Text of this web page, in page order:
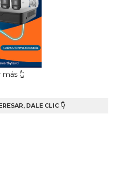
👆
DALE CLIC 👇